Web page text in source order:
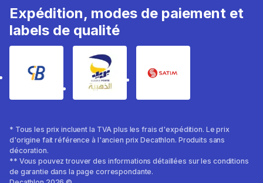
Expédition, modes de paiement et
labels de qualité
* Tous les prix incluent la TVA plus les frais d'expédition. Le prix
d'origine fait référence à l'ancien prix Decathlon. Produits sans
décoration.
** Vous pouvez trouver des informations détaillées sur les conditions
de garantie dans la page correspondante.